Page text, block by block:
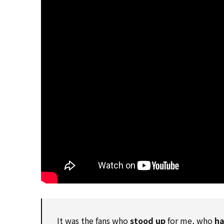
It was the fans whostood upforme, who